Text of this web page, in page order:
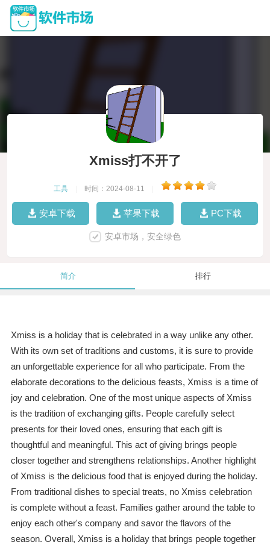
Xmiss打不开了
工具 时间：2024-08-11
安卓下载 苹果下载 PC下载
安卓市场，安全绿色
简介 排行
Xmiss is a holiday that is celebrated in a way unlike any other.
With its own set of traditions and customs, it is sure to provide
an unforgettable experience for all who participate. From the
elaborate decorations to the delicious feasts, Xmiss is a time of
joy and celebration. One of the most unique aspects of Xmiss
is the tradition of exchanging gifts. People carefully select
presents for their loved ones, ensuring that each gift is
thoughtful and meaningful. This act of giving brings people
closer together and strengthens relationships. Another highlight
of Xmiss is the delicious food that is enjoyed during the holiday.
From traditional dishes to special treats, no Xmiss celebration
is complete without a feast. Families gather around the table to
enjoy each other's company and savor the flavors of the
season. Overall, Xmiss is a holiday that brings people together